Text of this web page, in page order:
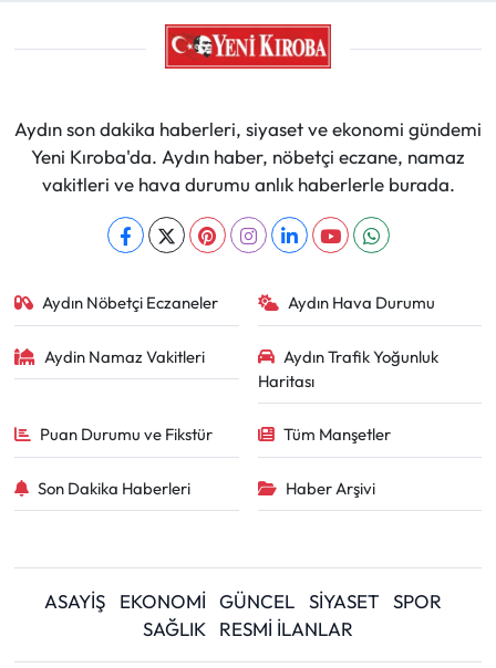
Aydın son dakika haberleri, siyaset ve ekonomi gündemi
Yeni Kıroba'da. Aydın haber, nöbetçi eczane, namaz
vakitleri ve hava durumu anlık haberlerle burada.
Aydın Nöbetçi Eczaneler Aydın Hava Durumu
Aydin Namaz Vakitleri
Aydın Trafik Yoğunluk
Haritası
Puan Durumu ve Fikstür Tüm Manşetler
Son Dakika Haberleri Haber Arşivi
ASAYİŞ EKONOMİ GÜNCEL SİYASET
SPOR
SAĞLIK
RESMİ İLANLAR